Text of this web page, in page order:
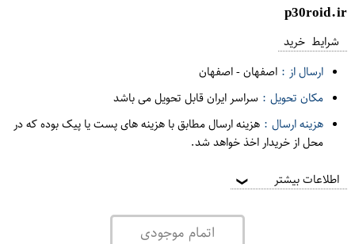
p30roid.ir
شرایط خرید
ارسال از : اصفهان-اصفهان
مکان تحویل : سراسر ایران قابل تحویل می باشد
هزینه ارسال : هزینه ارسال مطابق با هزینه های پست یا پیک بوده که در
محل از خریدار اخذ خواهد شد.
اطلاعات بیشتر ❯
اتمام موجودی